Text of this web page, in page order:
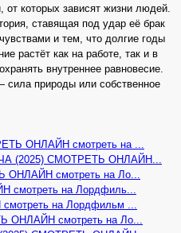
которых зависят жизни людей.
ставящая под удар её брак
и тем, что долгие годы
растёт как на работе, так и в
внутреннее равновесие.
природы или собственное
ОНЛАЙН смотреть на ...
(2025) СМОТРЕТЬ ОНЛАЙН...
смотреть на Ло...
на Лордфиль...
на Лордфильм ...
смотреть на Ло...